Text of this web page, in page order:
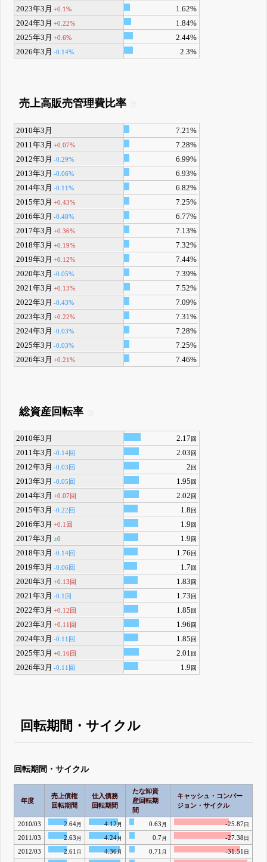
2023年3月 +0.1%
1.62%
2024年3月 +0.22%
1.84%
2025年3月 +0.6%
2.44%
2026年3月 -0.14% 2.3%
売上高販売管理費比率
2010年3月
7.21%
2011年3月 +0.07%
7.28%
2012年3月 -0.29%
6.99%
2013年3月 -0.06%
6.93%
2014年3月 -0.11%
6.82%
2015年3月 +0.43%
7.25%
2016年3月 -0.48%
6.77%
2017年3月 +0.36%
7.13%
2018年3月 +0.19%
7.32%
2019年3月 +0.12%
7.44%
2020年3月 -0.05%
7.39%
2021年3月 +0.13%
7.52%
2022年3月 -0.43%
7.09%
2023年3月 +0.22%
7.31%
2024年3月 -0.03%
7.28%
2025年3月 -0.03%
7.25%
2026年3月 +0.21% 7.46%
総資産回転率
2010年3月 2.17回
2011年3月 -0.14回 2.03回
2012年3月 -0.03回 2回
2013年3月 -0.05回 1.95回
2014年3月 +0.07回 2.02回
2015年3月 -0.22回 1.8回
2016年3月 +0.1回 1.9回
2017年3月 ±0 1.9回
2018年3月 -0.14回 1.76回
2019年3月 -0.06回 1.7回
2020年3月 +0.13回 1.83回
2021年3月 -0.1回 1.73回
2022年3月 +0.12回 1.85回
2023年3月 +0.11回 1.96回
2024年3月 -0.11回 1.85回
2025年3月 +0.16回 2.01回
2026年3月 -0.11回 1.9回
回転期間・サイクル
回転期間・サイクル
年度
売上債権
回転期間
仕入債務
回転期間
たな卸資
産回転期
間
キャッシュ・コンバー
ジョン・サイクル
2010/03 2.64月 4.12月 0.63 月 -25.87 日
2011/03 2.63 月 4.24月 0.7 月 -27.38 日
2012/03 2.61 月 4.36月 0.71 月 -31.51 日